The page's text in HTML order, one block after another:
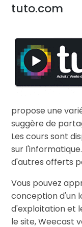
tuto.com
propose une
suggère de
Les cours sont
sur
d'autres offerts
Vous pouvez
conception d'un
d'exploitation et
le site, Weecast